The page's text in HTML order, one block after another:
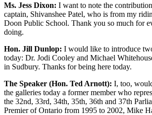
Ms. Jess Dixon: I want to note the
captain, Shivanshee Patel, who is from my
Doon Public School. Thank you so much for
doing.
Hon. Jill Dunlop: I would like to introduce
today: Dr. Jodi Cooley and Michael
in Sudbury. Thanks for being here today.
The Speaker (Hon. Ted Arnott): I, too,
the galleries today a former member who
the 32nd, 33rd, 34th, 35th, 36th and 37th
Premier of Ontario from 1995 to 2002, Mike